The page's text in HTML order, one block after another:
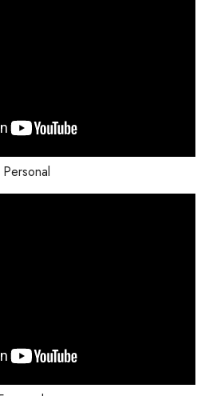
Personal